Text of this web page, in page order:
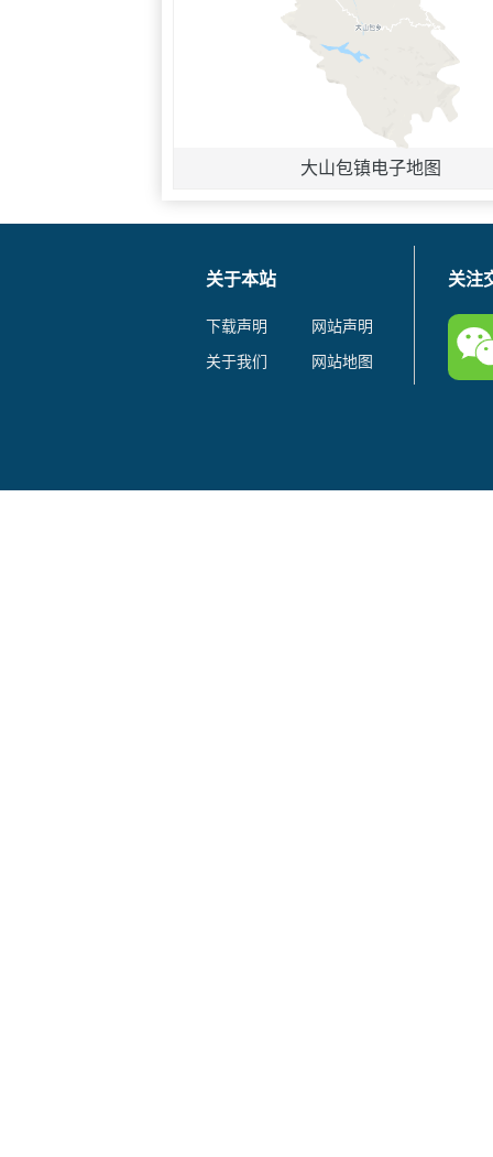
大山包镇电子地图
关于本站
下载声明
网站声明
关于我们
网站地图
关注